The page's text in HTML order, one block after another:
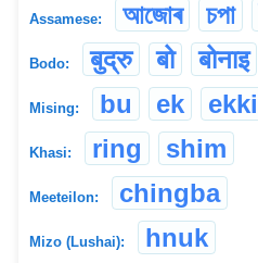
Assamese: আজোৰ চপা
Bodo: बुद्रु बो बोनाइ
Mising: bu ek ekki
Khasi: ring shim
Meeteilon: chingba
Mizo (Lushai): hnuk